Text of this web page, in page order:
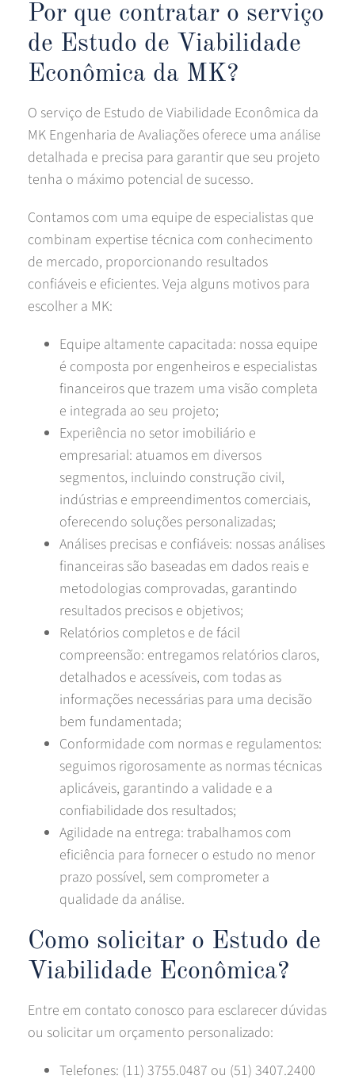
Por que contratar o serviço
de Estudo de Viabilidade
Econômica da MK?
O serviço de Estudo de Viabilidade Econômica da
MK Engenharia de Avaliações oferece uma análise
detalhada e precisa para garantir que seu projeto
tenha o máximo potencial de sucesso.
Contamos com uma equipe de especialistas que
combinam expertise técnica com conhecimento
de mercado, proporcionando resultados
confiáveis e eficientes. Veja alguns motivos para
escolher a MK:
Equipe altamente capacitada: nossa equipe
é composta por engenheiros e especialistas
financeiros que trazem uma visão completa
e integrada ao seu projeto;
Experiência no setor imobiliário e
empresarial: atuamos em diversos
segmentos, incluindo construção civil,
indústrias e empreendimentos comerciais,
oferecendo soluções personalizadas;
Análises precisas e confiáveis: nossas análises
financeiras são baseadas em dados reais e
metodologias comprovadas, garantindo
resultados precisos e objetivos;
Relatórios completos e de fácil
compreensão: entregamos relatórios claros,
detalhados e acessíveis, com todas as
informações necessárias para uma decisão
bem fundamentada;
Conformidade com normas e regulamentos:
seguimos rigorosamente as normas técnicas
aplicáveis, garantindo a validade e a
confiabilidade dos resultados;
Agilidade na entrega: trabalhamos com
eficiência para fornecer o estudo no menor
prazo possível, sem comprometer a
qualidade da análise.
Como solicitar o Estudo de
Viabilidade Econômica?
Entre em contato conosco para esclarecer dúvidas
ou solicitar um orçamento personalizado:
Telefones: (11) 3755.0487 ou (51) 3407.2400